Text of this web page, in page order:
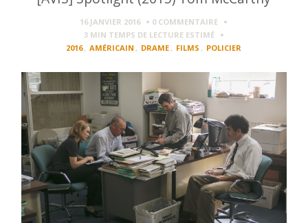
16 JANVIER 2016
0 COMMENTAIRE
3 MIN TEMPS DE LECTURE ESTIMÉ
2016, AMÉRICAIN , DRAME , FILMS , POLICIER